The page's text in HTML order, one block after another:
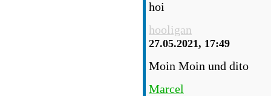
hoi
hooligan
27.05.2021, 17:49
Moin Moin und dito
Marcel